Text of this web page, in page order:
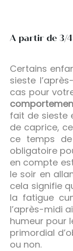
A partir de 3/
Certains
sieste
cas pour
fait de sieste
de caprice,
ce temps
obligatoire
en compte
le soir en
cela signifie
la fatigue
l’après-midi
humeur pour
primordial
ou non.